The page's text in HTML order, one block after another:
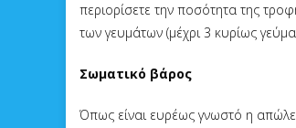
περιορίσετε την ποσότητα της
των γευμάτων (μέχρι 3 κυρίως
Σωματικό βάρος
Όπως είναι ευρέως γνωστό η